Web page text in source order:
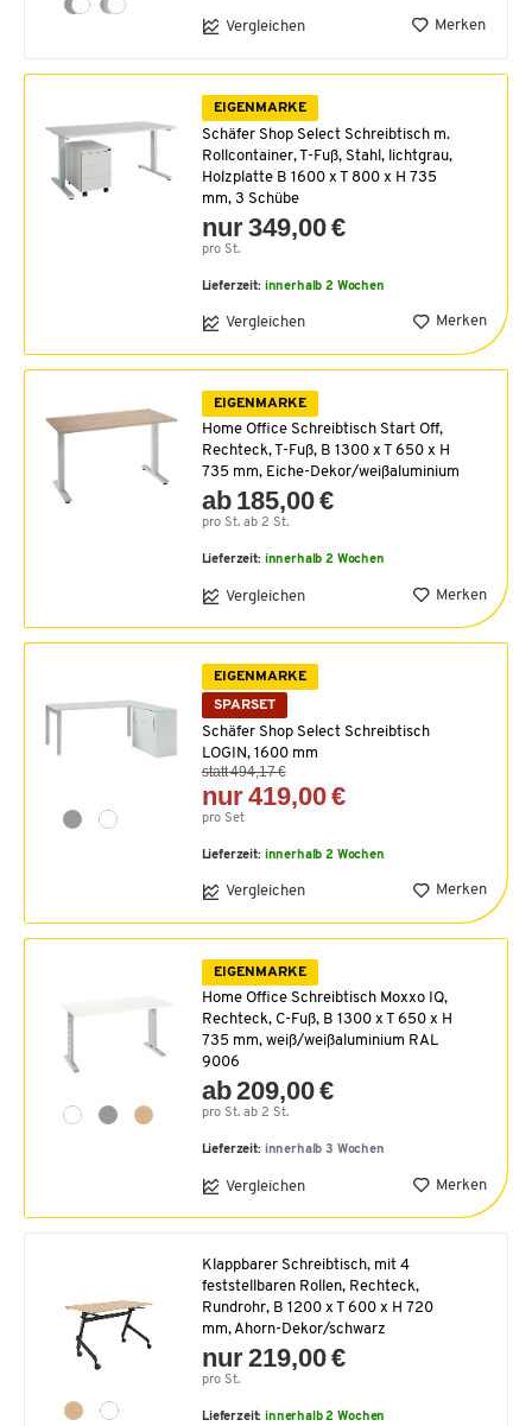
Vergleichen Merken
EIGENMARKE
Schäfer Shop Select Schreibtisch m.
Rollcontainer, T-Fuß, Stahl, lichtgrau,
Holzplatte B 1600 x T 800 x H 735
mm, 3 Schübe
nur 349,00 €
pro St.
Lieferzeit: innerhalb 2 Wochen
Vergleichen Merken
EIGENMARKE
Home Office Schreibtisch Start Off,
Rechteck, T-Fuß, B 1300 x T 650 x H
735 mm, Eiche-Dekor/weißaluminium
ab 185,00 €
pro St. ab 2 St.
Lieferzeit: innerhalb 2 Wochen
Vergleichen Merken
EIGENMARKE
SPARSET
Schäfer Shop Select Schreibtisch
LOGIN, 1600 mm
statt 494,17 €
nur 419,00 €
pro Set
Lieferzeit: innerhalb 2 Wochen
Vergleichen Merken
EIGENMARKE
Home Office Schreibtisch Moxxo IQ,
Rechteck, C-Fuß, B 1300 x T 650 x H
735 mm, weiß/weißaluminium RAL
9006
ab 209,00 €
pro St. ab 2 St.
Lieferzeit: innerhalb 3 Wochen
Vergleichen Merken
Klappbarer Schreibtisch, mit 4
feststellbaren Rollen, Rechteck,
Rundrohr, B 1200 x T 600 x H 720
mm, Ahorn-Dekor/schwarz
nur 219,00 €
pro St.
Lieferzeit:innerhalb 2 Wochen